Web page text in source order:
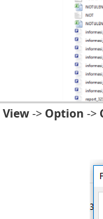
View-> Option ->